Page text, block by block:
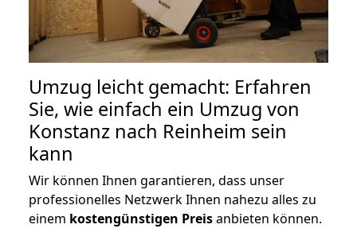
Umzug leicht gemacht: Erfahren
Sie, wie einfach ein Umzug von
Konstanz nach Reinheim sein
kann
Wir können Ihnen garantieren, dass unser
professionelles Netzwerk Ihnen nahezu alles zu
einem kostengünstigen Preisanbieten können.